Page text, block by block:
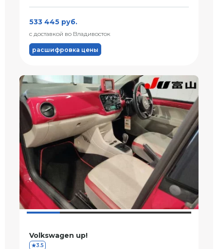
533 445 руб.
с доставкой во Владивосток
расшифровка цены
Volkswagen up!
3.5